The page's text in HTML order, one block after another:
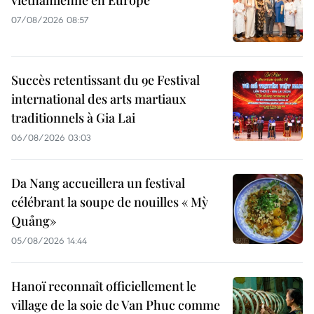
07/08/2026 08:57
Succès retentissant du 9e Festival
international des arts martiaux
traditionnels à Gia Lai
06/08/2026 03:03
Da Nang accueillera un festival
célébrant la soupe de nouilles « Mỳ
Quảng»
05/08/2026 14:44
Hanoï reconnaît officiellement le
village de la soie de Van Phuc comme